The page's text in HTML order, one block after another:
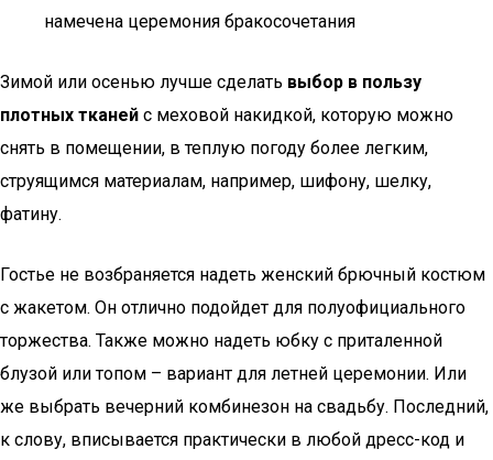
намечена церемония бракосочетания
Зимой или осенью лучше сделать выбор в пользу
плотных тканей с меховой накидкой, которую можно
снять в помещении, в теплую погоду более легким,
струящимся материалам, например, шифону, шелку,
фатину.
Гостье не возбраняется надеть женский брючный костюм
с жакетом. Он отлично подойдет для полуофициального
торжества. Также можно надеть юбку с приталенной
блузой или топом – вариант для летней церемонии. Или
же выбрать вечерний комбинезон на свадьбу. Последний,
к слову, вписывается практически в любой дресс-код и